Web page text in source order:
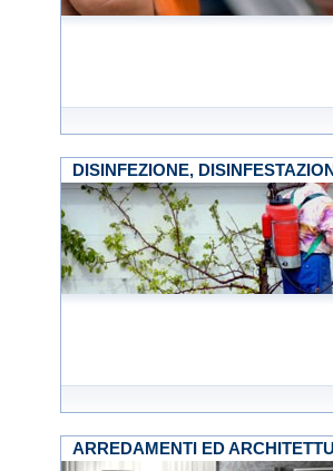
DISINFEZIONE,
ARREDAMENTI ED